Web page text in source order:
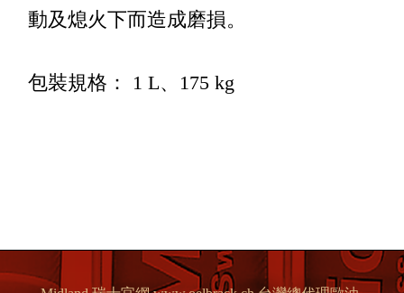
動及熄火下而造成磨損。
包裝規格： 1 L、175 kg